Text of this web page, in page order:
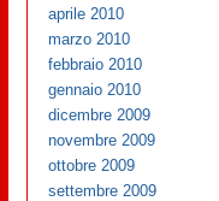
aprile 2010
marzo 2010
febbraio 2010
gennaio 2010
dicembre 2009
novembre 2009
ottobre 2009
settembre 2009